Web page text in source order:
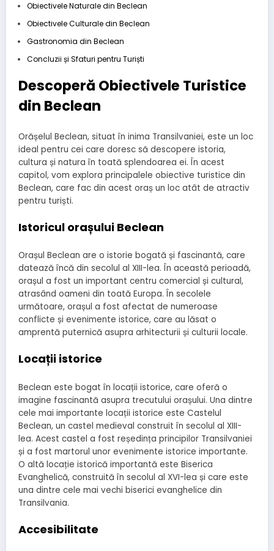
Obiectivele Naturale din Beclean
Obiectivele Culturale din Beclean
Gastronomia din Beclean
Concluzii și Sfaturi pentru Turiști
Descoperă Obiectivele Turistice
din Beclean
Orășelul Beclean, situat în inima Transilvaniei, este un loc
ideal pentru cei care doresc să descopere istoria,
cultura și natura în toată splendoarea ei. În acest
capitol, vom explora principalele obiective turistice din
Beclean, care fac din acest oraș un loc atât de atractiv
pentru turiști.
Istoricul orașului Beclean
Orașul Beclean are o istorie bogată și fascinantă, care
datează încă din secolul al XIII-lea. În această perioadă,
orașul a fost un important centru comercial și cultural,
atrasând oameni din toată Europa. În secolele
următoare, orașul a fost afectat de numeroase
conflicte și evenimente istorice, care au lăsat o
amprentă puternică asupra arhitecturii și culturii locale.
Locații istorice
Beclean este bogat în locații istorice, care oferă o
imagine fascinantă asupra trecutului orașului. Una dintre
cele mai importante locații istorice este Castelul
Beclean, un castel medieval construit în secolul al XIII-
lea. Acest castel a fost reședința principilor Transilvaniei
și a fost martorul unor evenimente istorice importante.
O altă locație istorică importantă este Biserica
Evanghelică, construită în secolul al XVI-lea și care este
una dintre cele mai vechi biserici evanghelice din
Transilvania.
Accesibilitate